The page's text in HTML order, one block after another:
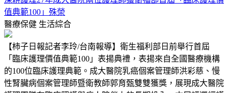
值典範100」殊榮
醫療保健 生活綜合
【柿子日報記者李玲/台南報導】衛生福利部日前舉行首屆
「臨床護理價值典範100」表揚典禮，表揚來自全國醫療機構
的100位臨床護理典範。成大醫院乳癌個案管理師洪彩慈、慢
性腎臟病個案管理師暨衛教師郭育甄雙雙獲獎，展現成大醫院